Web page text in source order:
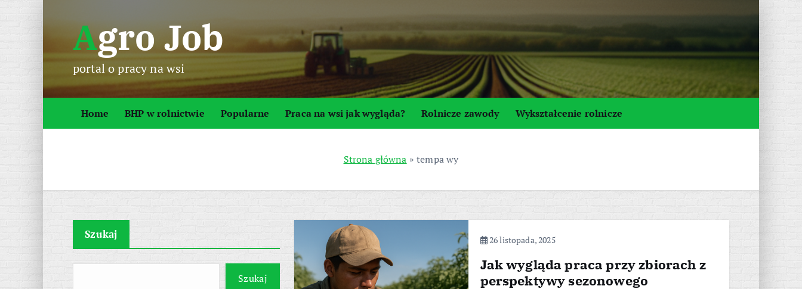
p
o
Agro Job
portal o pracy na wsi
Home BHP w rolnictwie Popularne Praca na wsi jak wygląda? Rolnicze zawody Wykształcenie rolnicze
Strona główna »tempa wy
Szukaj
Szukaj
26 listopada, 2025
Jak wygląda praca przy zbiorach z
perspektywy sezonowego